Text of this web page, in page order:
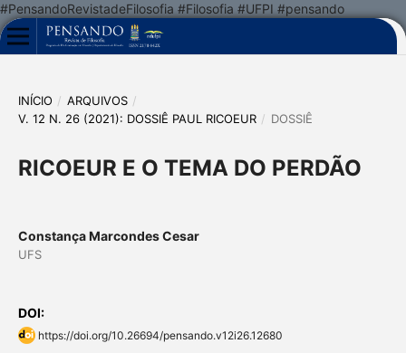
#PensandoRevistadeFilosofia #Filosofia #UFPI #pensando
INÍCIO / ARQUIVOS /
V. 12 N. 26 (2021): DOSSIÊ PAUL RICOEUR / DOSSIÊ
RICOEUR E O TEMA DO PERDÃO
Constança Marcondes Cesar
UFS
DOI:
https://doi.org/10.26694/pensando.v12i26.12680